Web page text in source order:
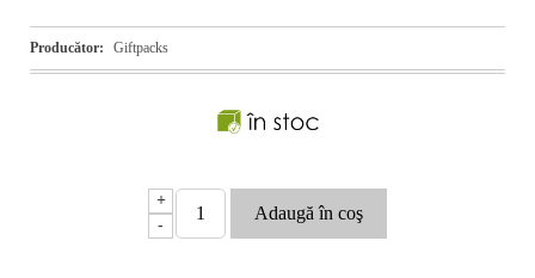
Producător: Giftpacks
+
-